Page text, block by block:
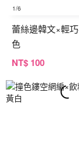
1/6
蕾絲邊韓文×輕
色
NT$ 100